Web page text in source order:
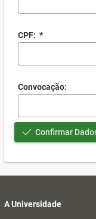
CPF: *
Convocação:
Confirmar
A Universidade